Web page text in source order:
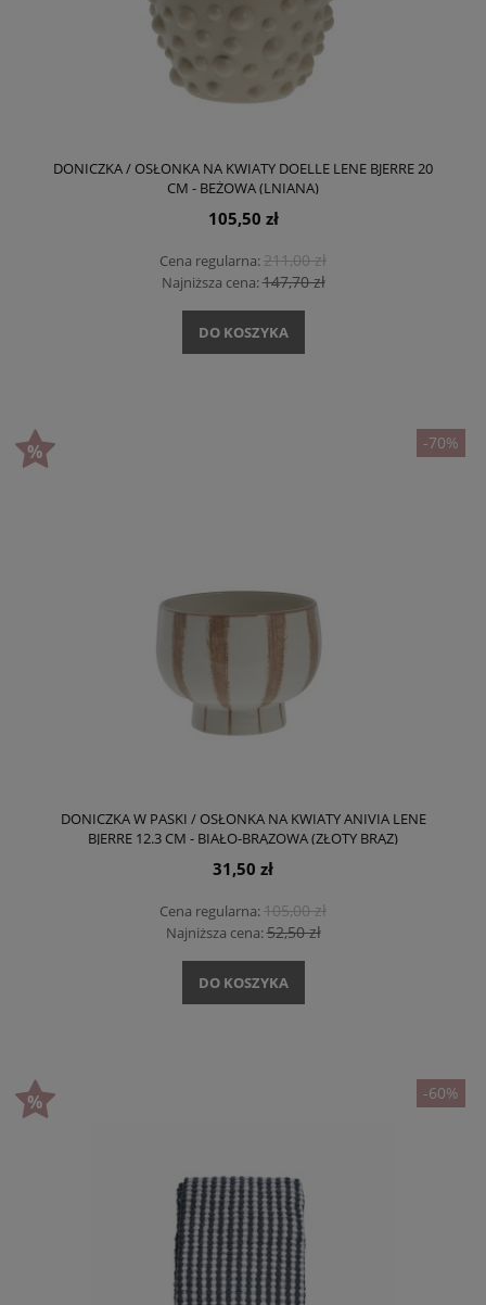
DONICZKA / OSŁONKA NA KWIATY DOELLE LENE BJERRE 20
CM - BEŻOWA (LNIANA)
105,50 zł
Cena regularna:211,00 zł
Najniższa cena:147,70 zł
DO KOSZYKA
DONICZKA W PASKI / OSŁONKA NA KWIATY ANIVIA LENE
BJERRE 12.3 CM - BIAŁO-BRĄZOWA (ZŁOTY BRĄZ)
31,50 zł
Cena regularna:105,00 zł
Najniższa cena:52,50 zł
DO KOSZYKA
-70%
-60%